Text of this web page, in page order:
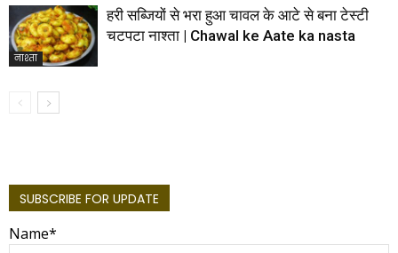
नाश्ता
हरी सब्जियों से भरा हुआ चावल के आटे से बना टेस्टी
चटपटा नाश्ता | Chawal ke Aate ka nasta
SUBSCRIBE FOR UPDATE
Name*